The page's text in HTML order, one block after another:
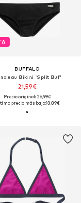
BUFFALO
Bikini 'Split Buf'
21,59€
Precio original: 26,99€
precio más bajo:18,89€